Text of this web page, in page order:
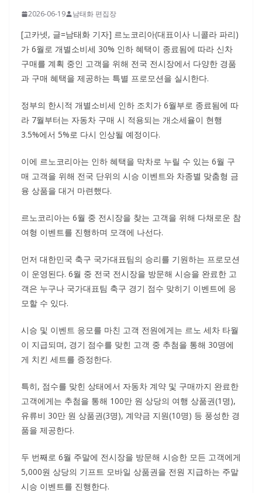
2026-06-19 남태화 편집장
[고카넷, 글=남태화 기자] 르노코리아(대표이사 니콜라 파리)
가 6월로 개별소비세 30% 인하 혜택이 종료됨에 따라 신차
구매를 계획 중인 고객을 위해 전국 전시장에서 다양한 경품
과 구매 혜택을 제공하는 특별 프로모션을 실시한다.
정부의 한시적 개별소비세 인하 조치가 6월부로 종료됨에 따
라 7월부터는 자동차 구매 시 적용되는 개소세율이 현행
3.5%에서 5%로 다시 인상될 예정이다.
이에 르노코리아는 인하 혜택을 막차로 누릴 수 있는 6월 구
매 고객을 위해 전국 단위의 시승 이벤트와 차종별 맞춤형 금
융 상품을 대거 마련했다.
르노코리아는 6월 중 전시장을 찾는 고객을 위해 다채로운 참
여형 이벤트를 진행하며 모객에 나선다.
먼저 대한민국 축구 국가대표팀의 승리를 기원하는 프로모션
이 운영된다. 6월 중 전국 전시장을 방문해 시승을 완료한 고
객은 누구나 국가대표팀 축구 경기 점수 맞히기 이벤트에 응
모할 수 있다.
시승 및 이벤트 응모를 마친 고객 전원에게는 르노 세차 타월
이 지급되며, 경기 점수를 맞힌 고객 중 추첨을 통해 30명에
게 치킨 세트를 증정한다.
특히, 점수를 맞힌 상태에서 자동차 계약 및 구매까지 완료한
고객에게는 추첨을 통해 100만 원 상당의 여행 상품권(1명),
유류비 30만 원 상품권(3명), 계약금 지원(10명) 등 풍성한 경
품을 제공한다.
두 번째로 6월 주말에 전시장을 방문해 시승한 모든 고객에게
5,000원 상당의 기프트 모바일 상품권을 전원 지급하는 주말
시승 이벤트를 진행한다.